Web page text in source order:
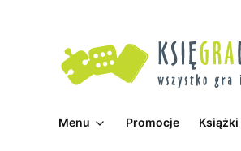
Menu Promocje Książki